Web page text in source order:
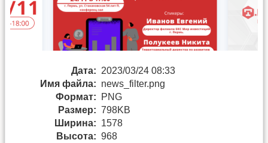
Дата: 2023/03/24 08:33
Имя файла: news_filter.png
Формат:
PNG
Размер: 798KB
Ширина: 1578
Высота: 968